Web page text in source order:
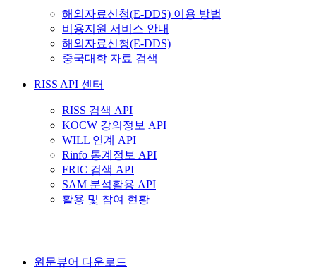
해외자료신청(E-DDS) 이용 방법
비용지원 서비스 안내
해외자료신청(E-DDS)
중국대학 자료 검색
RISS API 센터
RISS 검색 API
KOCW 강의정보 API
WILL 연계 API
Rinfo 통계정보 API
FRIC 검색 API
SAM 분석활용 API
활용 및 참여 현황
원문뷰어 다운로드